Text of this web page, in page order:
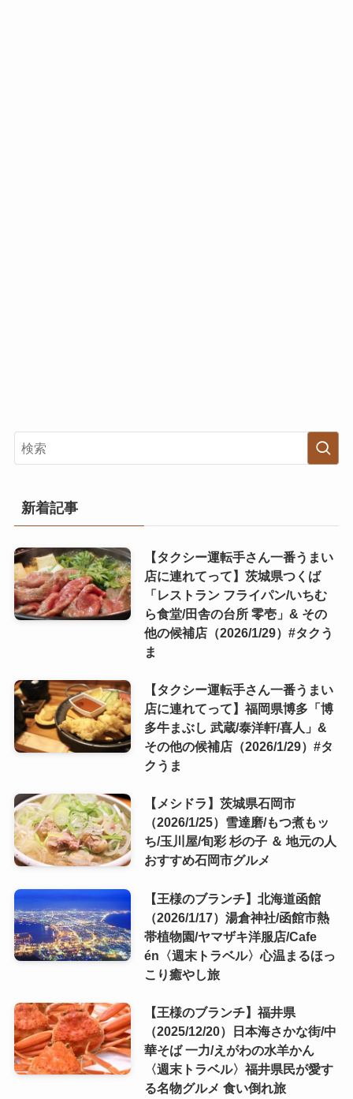
新着記事
【タクシー運転手さん一番うまい
店に連れてって】茨城県つくば
「レストラン フライパン/いちむ
ら食堂/田舎の台所 零壱」& その
他の候補店（2026/1/29）#タクう
ま
【タクシー運転手さん一番うまい
店に連れてって】福岡県博多「博
多牛まぶし 武蔵/泰洋軒/喜人」&
その他の候補店（2026/1/29）#タ
クうま
【メシドラ】茨城県石岡市
（2026/1/25）雪達磨/もつ煮もッ
ち/玉川屋/旬彩 杉の子 ＆ 地元の人
おすすめ石岡市グルメ
【王様のブランチ】北海道函館
（2026/1/17）湯倉神社/函館市熱
帯植物園/ヤマザキ洋服店/Cafe
én〈週末トラベル〉心温まるほっ
こり癒やし旅
【王様のブランチ】福井県
（2025/12/20）日本海さかな街/中
華そば 一力/えがわの水羊かん
〈週末トラベル〉福井県民が愛す
る名物グルメ 食い倒れ旅